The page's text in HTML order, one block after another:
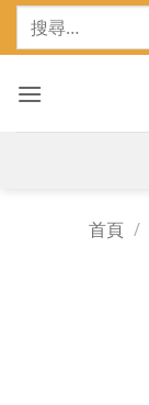
Skip
鍵
首頁 /